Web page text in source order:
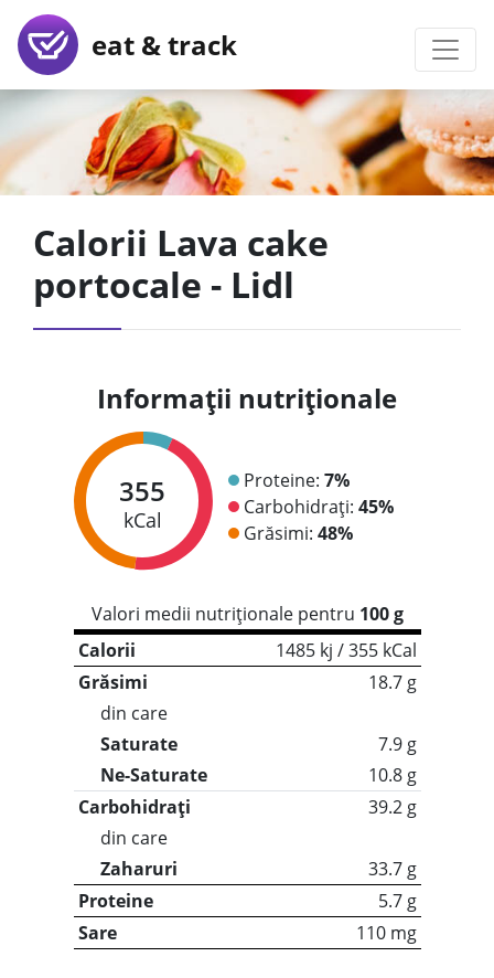
eat & track
Calorii Lava cake
portocale - Lidl
Informații nutriționale
355
kCal
Proteine: 7%
Carbohidrați: 45%
Grăsimi: 48%
Valori medii nutriționale pentru 100 g
Calorii
1485 kj / 355 kCal
Grăsimi
18.7 g
din care
Saturate
7.9 g
Ne-Saturate
10.8 g
Carbohidrați
39.2 g
din care
Zaharuri
33.7 g
Proteine
5.7 g
Sare
110 mg